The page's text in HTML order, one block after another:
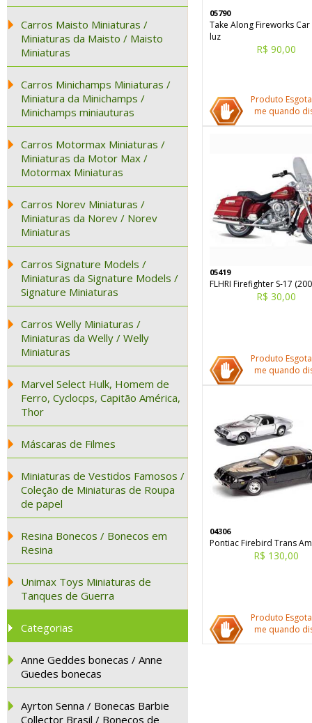
Carros Maisto Miniaturas /
Miniaturas da Maisto / Maisto
Miniaturas
Carros Minichamps Miniaturas /
Miniatura da Minichamps /
Minichamps miniauturas
Carros Motormax Miniaturas /
Miniaturas da Motor Max /
Motormax Miniaturas
Carros Norev Miniaturas /
Miniaturas da Norev / Norev
Miniaturas
Carros Signature Models /
Miniaturas da Signature Models /
Signature Miniaturas
Carros Welly Miniaturas /
Miniaturas da Welly / Welly
Miniaturas
Marvel Select Hulk, Homem de
Ferro, Cyclocps, Capitão América,
Thor
Máscaras de Filmes
Miniaturas de Vestidos Famosos /
Coleção de Miniaturas de Roupa
de papel
Resina Bonecos / Bonecos em
Resina
Unimax Toys Miniaturas de
Tanques de Guerra
Categorias
Anne Geddes bonecas / Anne
Guedes bonecas
Ayrton Senna / Bonecas Barbie
Collector Brasil / Bonecos de
05790
Take Along Fireworks
luz
R$ 90,00
Produto
me quando
05419
FLHRI Firefighter S-17
R$ 30,00
Produto
me quando
04306
Pontiac Firebird Trans
R$ 130,00
Produto
me quando